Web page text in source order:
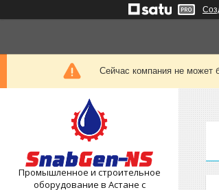
Сейчас компания не может
Промышленное и строительное
оборудование в Астане с